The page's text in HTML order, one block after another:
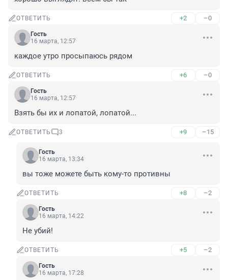
ОТВЕТИТЬ +2 –0
Гость
16 марта, 12:57
каждое утро просыпаюсь рядом
ОТВЕТИТЬ +6 –0
Гость
16 марта, 12:57
Взять бы их и лопатой, лопатой...
ОТВЕТИТЬ 3 +9 –15
Гость
16 марта, 13:34
вы тоже можете быть кому-то противны
ОТВЕТИТЬ +8 –2
Гость
16 марта, 14:22
Не убий!
ОТВЕТИТЬ +5 –2
Гость
16 марта, 17:28